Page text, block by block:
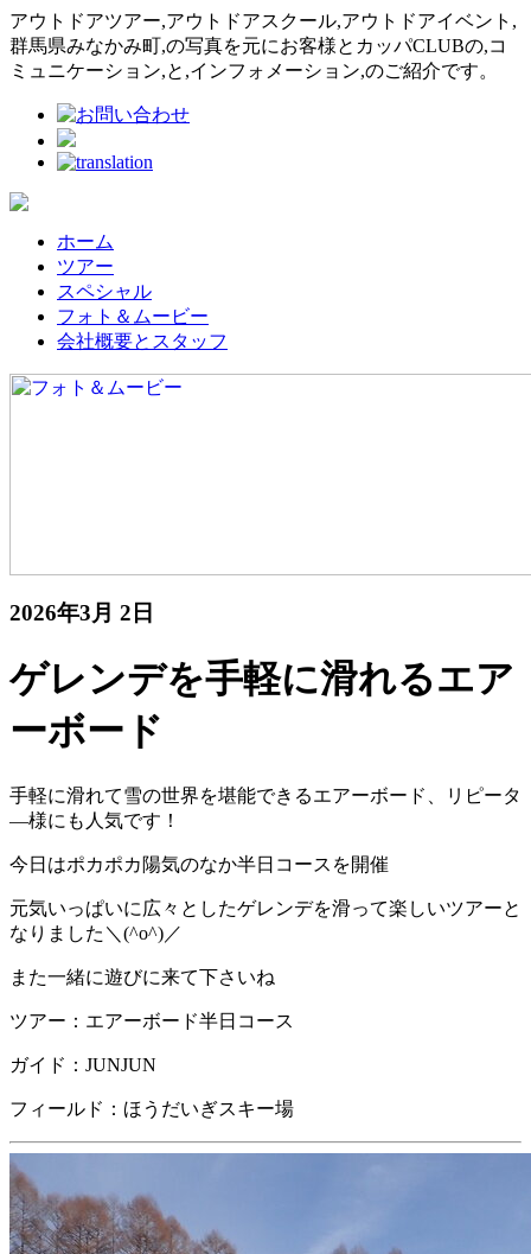
アウトドアツアー,アウトドアスクール,アウトドアイベント,
群馬県みなかみ町,の写真を元にお客様とカッパCLUBの,コ
ミュニケーション,と,インフォメーション,のご紹介です。
ホーム
ツアー
スペシャル
フォト＆ムービー
会社概要とスタッフ
2026年3月 2日
ゲレンデを手軽に滑れるエア
ーボード
手軽に滑れて雪の世界を堪能できるエアーボード、
リピータ
―様にも人気です！
今日はポカポカ陽気のなか半日コースを開催
元気いっぱいに広々としたゲレンデを滑って楽しいツアーと
なりました＼(^o^)／
また一緒に遊びに来て下さいね
ツアー：エアーボード半日コース
ガイド：JUNJUN
フィールド：ほうだいぎスキー場